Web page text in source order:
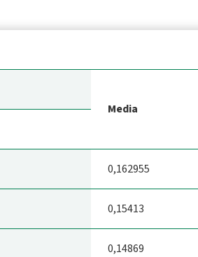
Media
0,162955
0,15413
0,14869